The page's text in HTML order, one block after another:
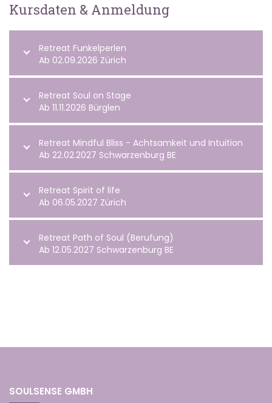
Kursdaten & Anmeldung
Retreat Funkelperlen
Ab 02.09.2026 Zürich
Retreat Soul on Stage
Ab 11.11.2026 Bürglen
Retreat Mindful Bliss - Achtsamkeit und Intuition
Ab 22.02.2027 Schwarzenburg BE
Retreat Spirit of life
Ab 06.05.2027 Zürich
Retreat Path of Soul (Berufung)
Ab 12.05.2027 Schwarzenburg BE
SOULSENSE GMBH